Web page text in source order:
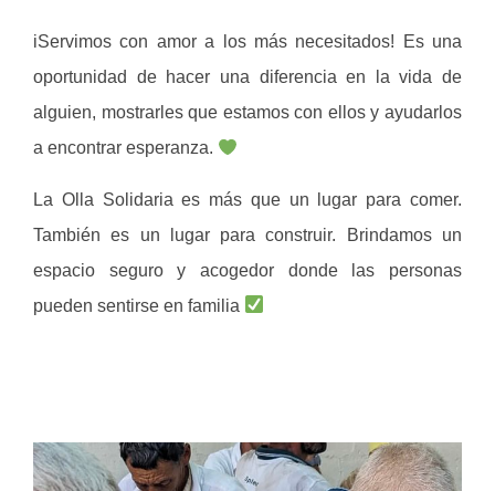
iServimos con amor a los más necesitados! Es una
oportunidad de hacer una diferencia en la vida de
alguien, mostrarles que estamos con ellos y ayudarlos
a encontrar esperanza.
La Olla Solidaria es más que un lugar para comer.
También es un lugar para construir. Brindamos un
espacio seguro y acogedor donde las personas
pueden sentirse en familia